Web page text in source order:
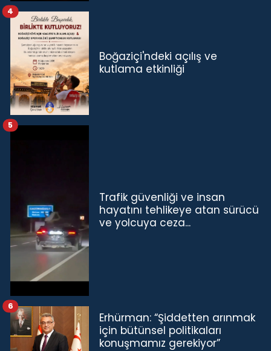
Boğaziçi'ndeki açılış ve
kutlama etkinliği
4
Trafik güvenliği ve insan
hayatını tehlikeye atan sürücü
ve yolcuya ceza...
5
Erhürman: “Şiddetten arınmak
için bütünsel politikaları
konuşmamız gerekiyor”
6